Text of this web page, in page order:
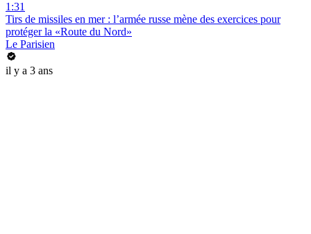
1:31
Tirs de missiles en mer : l’armée russe mène des exercices pour
protéger la «Route du Nord»
Le Parisien
il y a 3 ans